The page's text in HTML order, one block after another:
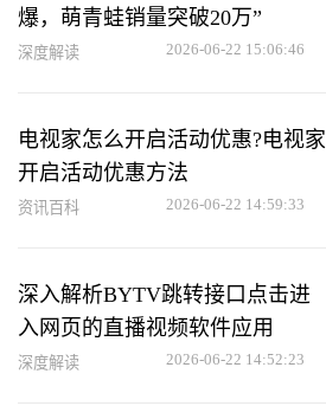
爆，萌青蛙销量突破20万”
深度解读 2026-06-22 15:06:46
电视家怎么开启活动优惠?电视家
开启活动优惠方法
资讯百科 2026-06-22 14:59:33
深入解析BYTV跳转接口点击进
入网页的直播视频软件应用
深度解读 2026-06-22 14:52:23